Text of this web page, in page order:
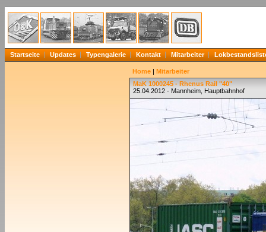
Startseite Updates Typengalerie Kontakt Mitarbeiter
Home | Mitarbeiter
MaK 1000245 - Rhenus Rail "40"
25.04.2012 - Mannheim, Hauptbahnhof